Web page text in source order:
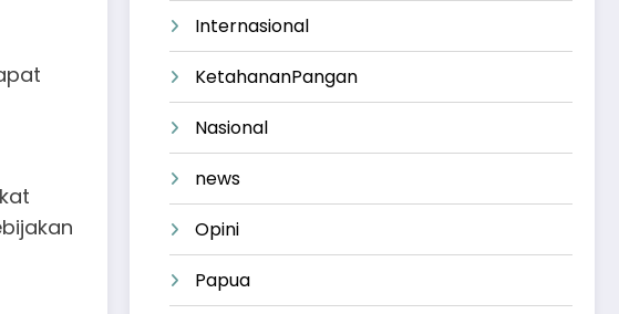
Internasional
KetahananPangan
Nasional
news
Opini
Papua